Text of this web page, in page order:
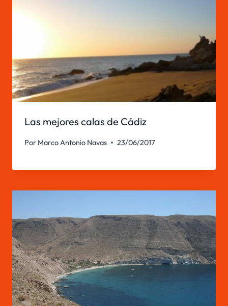
Las mejores calas de Cádiz
Por Marco Antonio Navas 23/06/2017